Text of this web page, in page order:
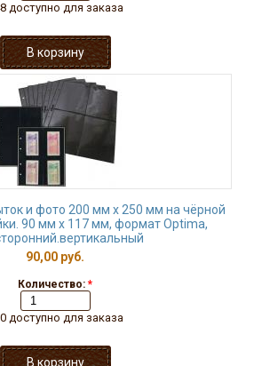
доступно для заказа
и фото 200 мм х 250 мм на чёрной
90 мм х 117 мм, формат Optima,
90,00 руб.
Количество: *
доступно для заказа